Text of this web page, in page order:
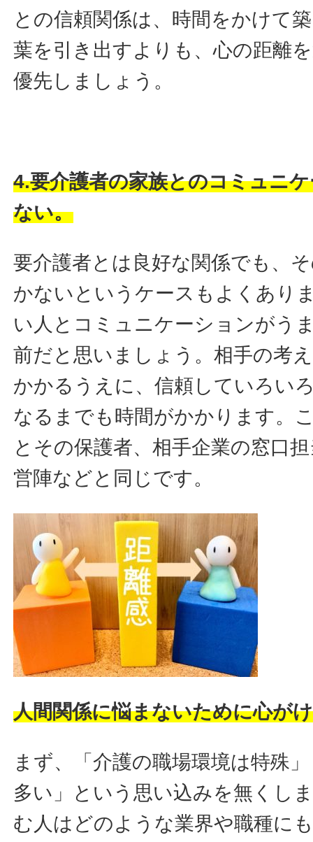
との信頼関係は、時間をかけて
葉を引き出すよりも、心の距離
優先しましょう。
4.要介護者の家族とのコミュニ
ない。
要介護者とは良好な関係でも、
かないというケースもよくあり
い人とコミュニケーションがう
前だと思いましょう。相手の考
かかるうえに、信頼していろい
なるまでも時間がかかります。
とその保護者、相手企業の窓口
営陣などと同じです。
人間関係に悩まないために心が
まず、「介護の職場環境は特殊
多い」という思い込みを無くし
む人はどのような業界や職種に